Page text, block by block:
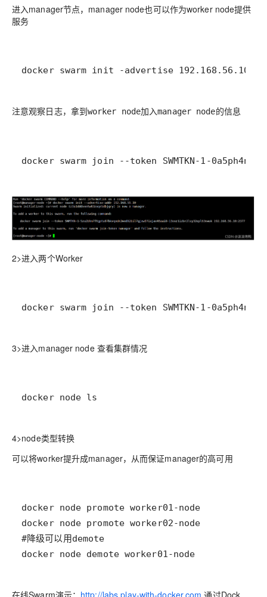
进入manager节点，manager node也可以作为worker node提供
服务
docker swarm init -advertise 192.168.56.10
注意观察日志，拿到worker node加入manager node的信息
docker swarm join --token SWMTKN-1-
2>进入两个Worker
docker swarm join --token SWMTKN-1-
3>进入manager node 查看集群情况
docker node ls
4>node类型转换
可以将worker提升成manager，从而保证manager的高可用
docker node demote worker01-node
在线Swarm演示： http://labs.play-with-docker.com 通过Dock